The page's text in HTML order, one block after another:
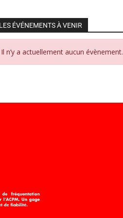
ÉVÉNEMENTS À VENIR
Il n’y a actuellement aucun évènement.